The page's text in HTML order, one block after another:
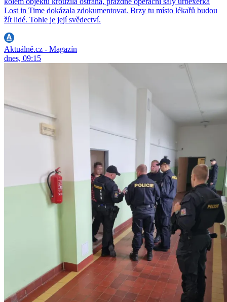
Lost in Time dokázala zdokumentovat. Brzy tu místo lékařů budou
žít lidé. Tohle je její svědectví.
Aktuálně.cz - Magazín
dnes, 09:15